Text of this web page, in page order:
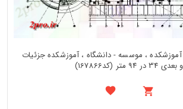
آموزشکده ، موسسه - دانشگاه ، آموزشکده جزئیات